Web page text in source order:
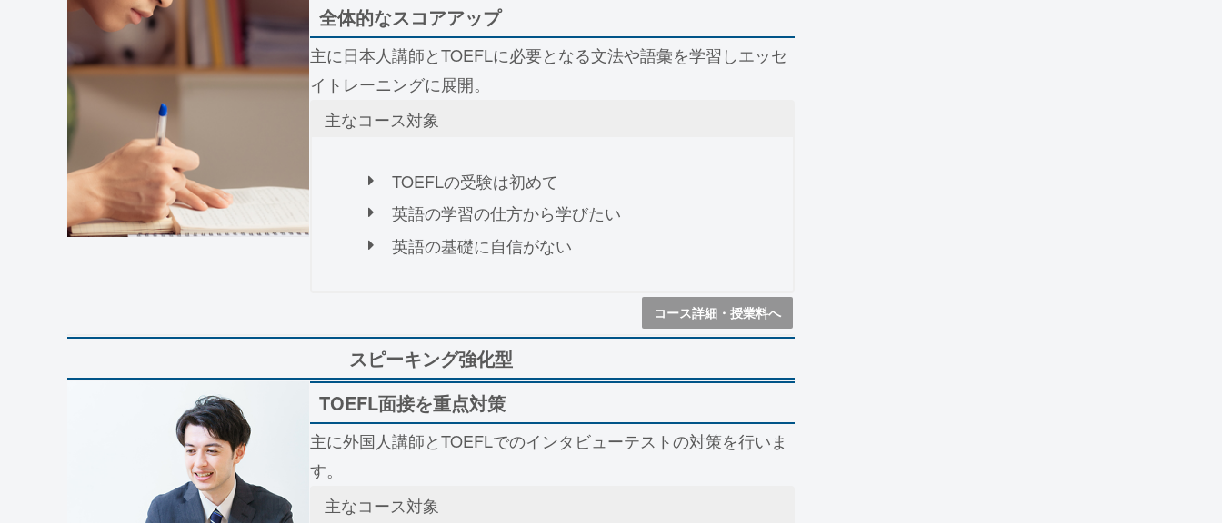
全体的なスコアアップ
主に日本人講師とTOEFLに必要となる文法や語彙を学習しエッセ
イトレーニングに展開。
主なコース対象
TOEFLの受験は初めて
英語の学習の仕方から学びたい
英語の基礎に自信がない
コース詳細・授業料へ
スピーキング強化型
TOEFL面接を重点対策
主に外国人講師とTOEFLでのインタビューテストの対策を行いま
す。
主なコース対象